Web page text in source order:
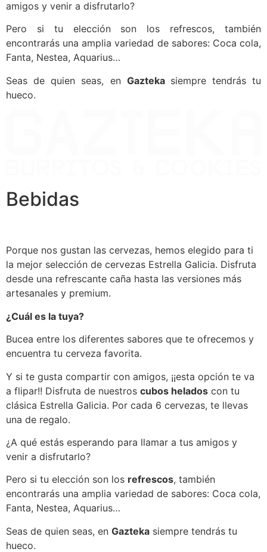
amigos y venir a disfrutarlo?
Pero si tu elección son los refrescos, también
encontrarás una amplia variedad de sabores: Coca cola,
Fanta, Nestea, Aquarius…
Seas de quien seas, en Gazteka siempre tendrás tu
hueco.
Bebidas
Porque nos gustan las cervezas, hemos elegido para ti
la mejor selección de cervezas Estrella Galicia. Disfruta
desde una refrescante caña hasta las versiones más
artesanales y premium.
¿Cuál es la tuya?
Bucea entre los diferentes sabores que te ofrecemos y
encuentra tu cerveza favorita.
Y si te gusta compartir con amigos, ¡¡esta opción te va
a flipar!! Disfruta de nuestros cubos helados con tu
clásica Estrella Galicia. Por cada 6 cervezas, te llevas
una de regalo.
¿A qué estás esperando para llamar a tus amigos y
venir a disfrutarlo?
Pero si tu elección son los refrescos, también
encontrarás una amplia variedad de sabores: Coca cola,
Fanta, Nestea, Aquarius…
Seas de quien seas, en Gazteka siempre tendrás tu
hueco.